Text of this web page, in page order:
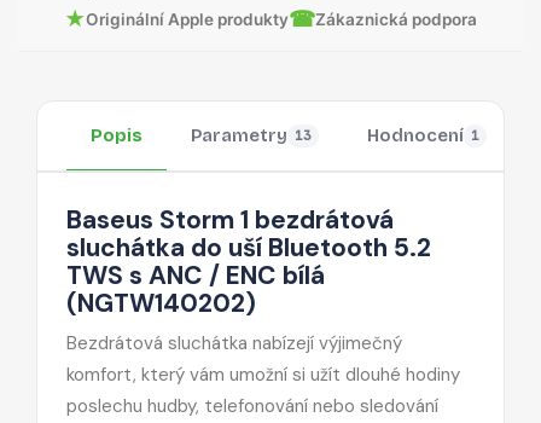
★Originální Apple produkty☎Zákaznická podpora
Popis Parametry 13 Hodnocení 1
Baseus Storm 1 bezdrátová
sluchátka do uší Bluetooth 5.2
TWS s ANC / ENC bílá
(NGTW140202)
Bezdrátová sluchátka nabízejí výjimečný
komfort, který vám umožní si užít dlouhé hodiny
poslechu hudby, telefonování nebo sledování